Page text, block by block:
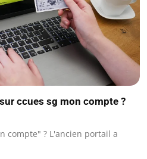
ccues sg mon compte ?
compte" ? L'ancien portail a